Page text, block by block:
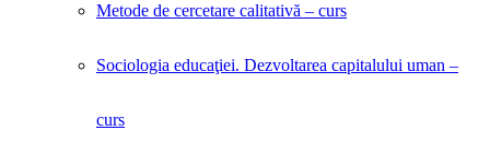
Metode de cercetare calitativă – curs
Sociologia educaţiei. Dezvoltarea capitalului uman –
curs